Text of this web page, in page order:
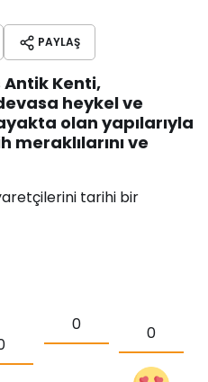
PAYLAŞ
Antik Kenti,
heykel ve
olan yapılarıyla
meraklılarını ve
0 0